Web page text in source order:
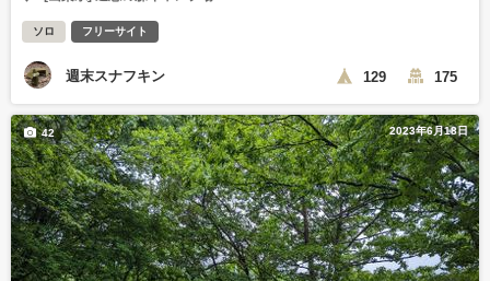
ソロ フリーサイト
週末スナフキン 129 175
2023年6月18日
42